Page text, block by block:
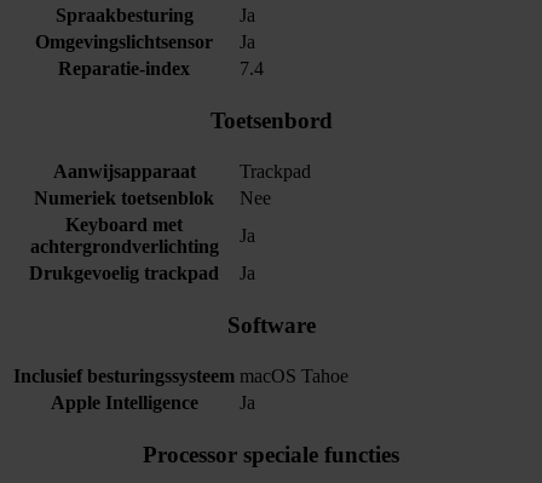
Spraakbesturing
Ja
Omgevingslichtsensor
Ja
Reparatie-index
7.4
Toetsenbord
Aanwijsapparaat
Trackpad
Numeriek toetsenblok
Nee
Keyboard met
achtergrondverlichting
Ja
Drukgevoelig trackpad
Ja
Software
Inclusief besturingssysteem macOS Tahoe
Apple Intelligence
Ja
Processor speciale functies